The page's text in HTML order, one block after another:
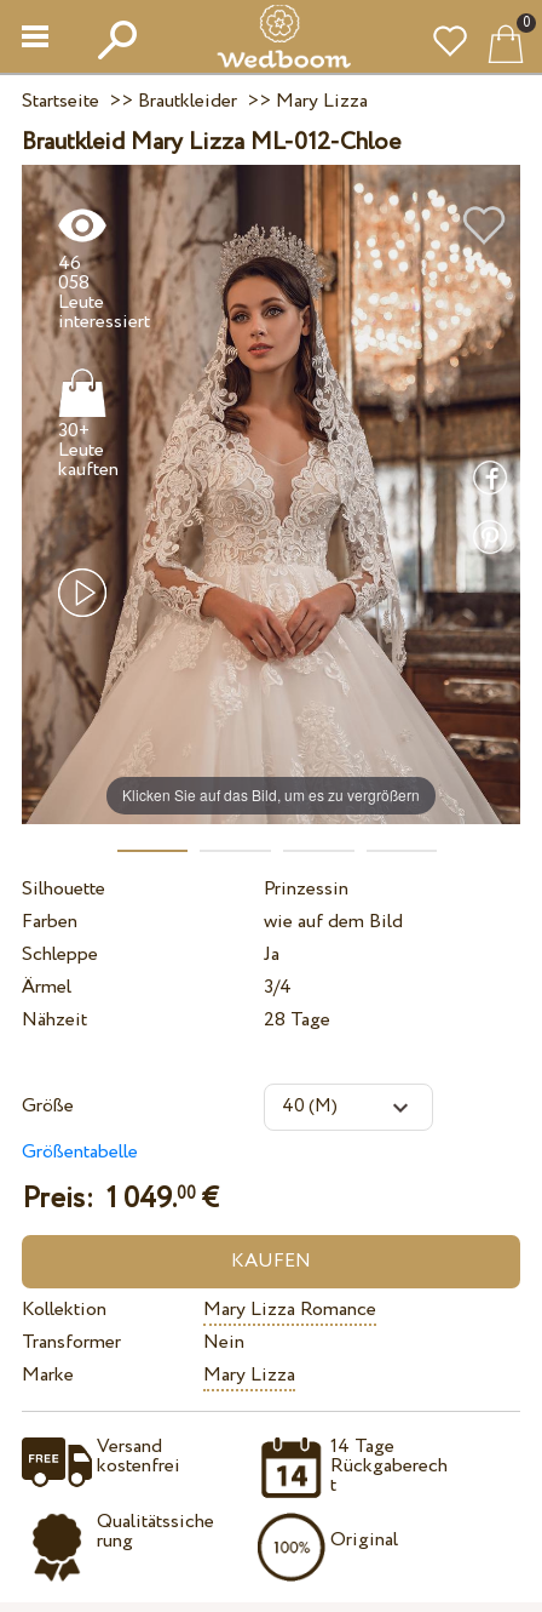
0
Startseite >> Brautkleider>> Mary Lizza
Brautkleid Mary Lizza ML-012-Chloe
Klicken Sie auf das Bild, um es zu vergrößern
46
058
Leute
30+
Leute
Silhouette
Prinzessin
Farben
wie auf dem Bild
Schleppe
Ja
Ärmel
3/4
Nähzeit
28 Tage
Größe
Größentabelle
Preis: 1 049.00€
Kollektion
Mary Lizza Romance
Transformer
Nein
Marke
Mary Lizza
Versand
kostenfrei
Qualitätssiche
rung
14 Tage
Rückgaberech
t
Original